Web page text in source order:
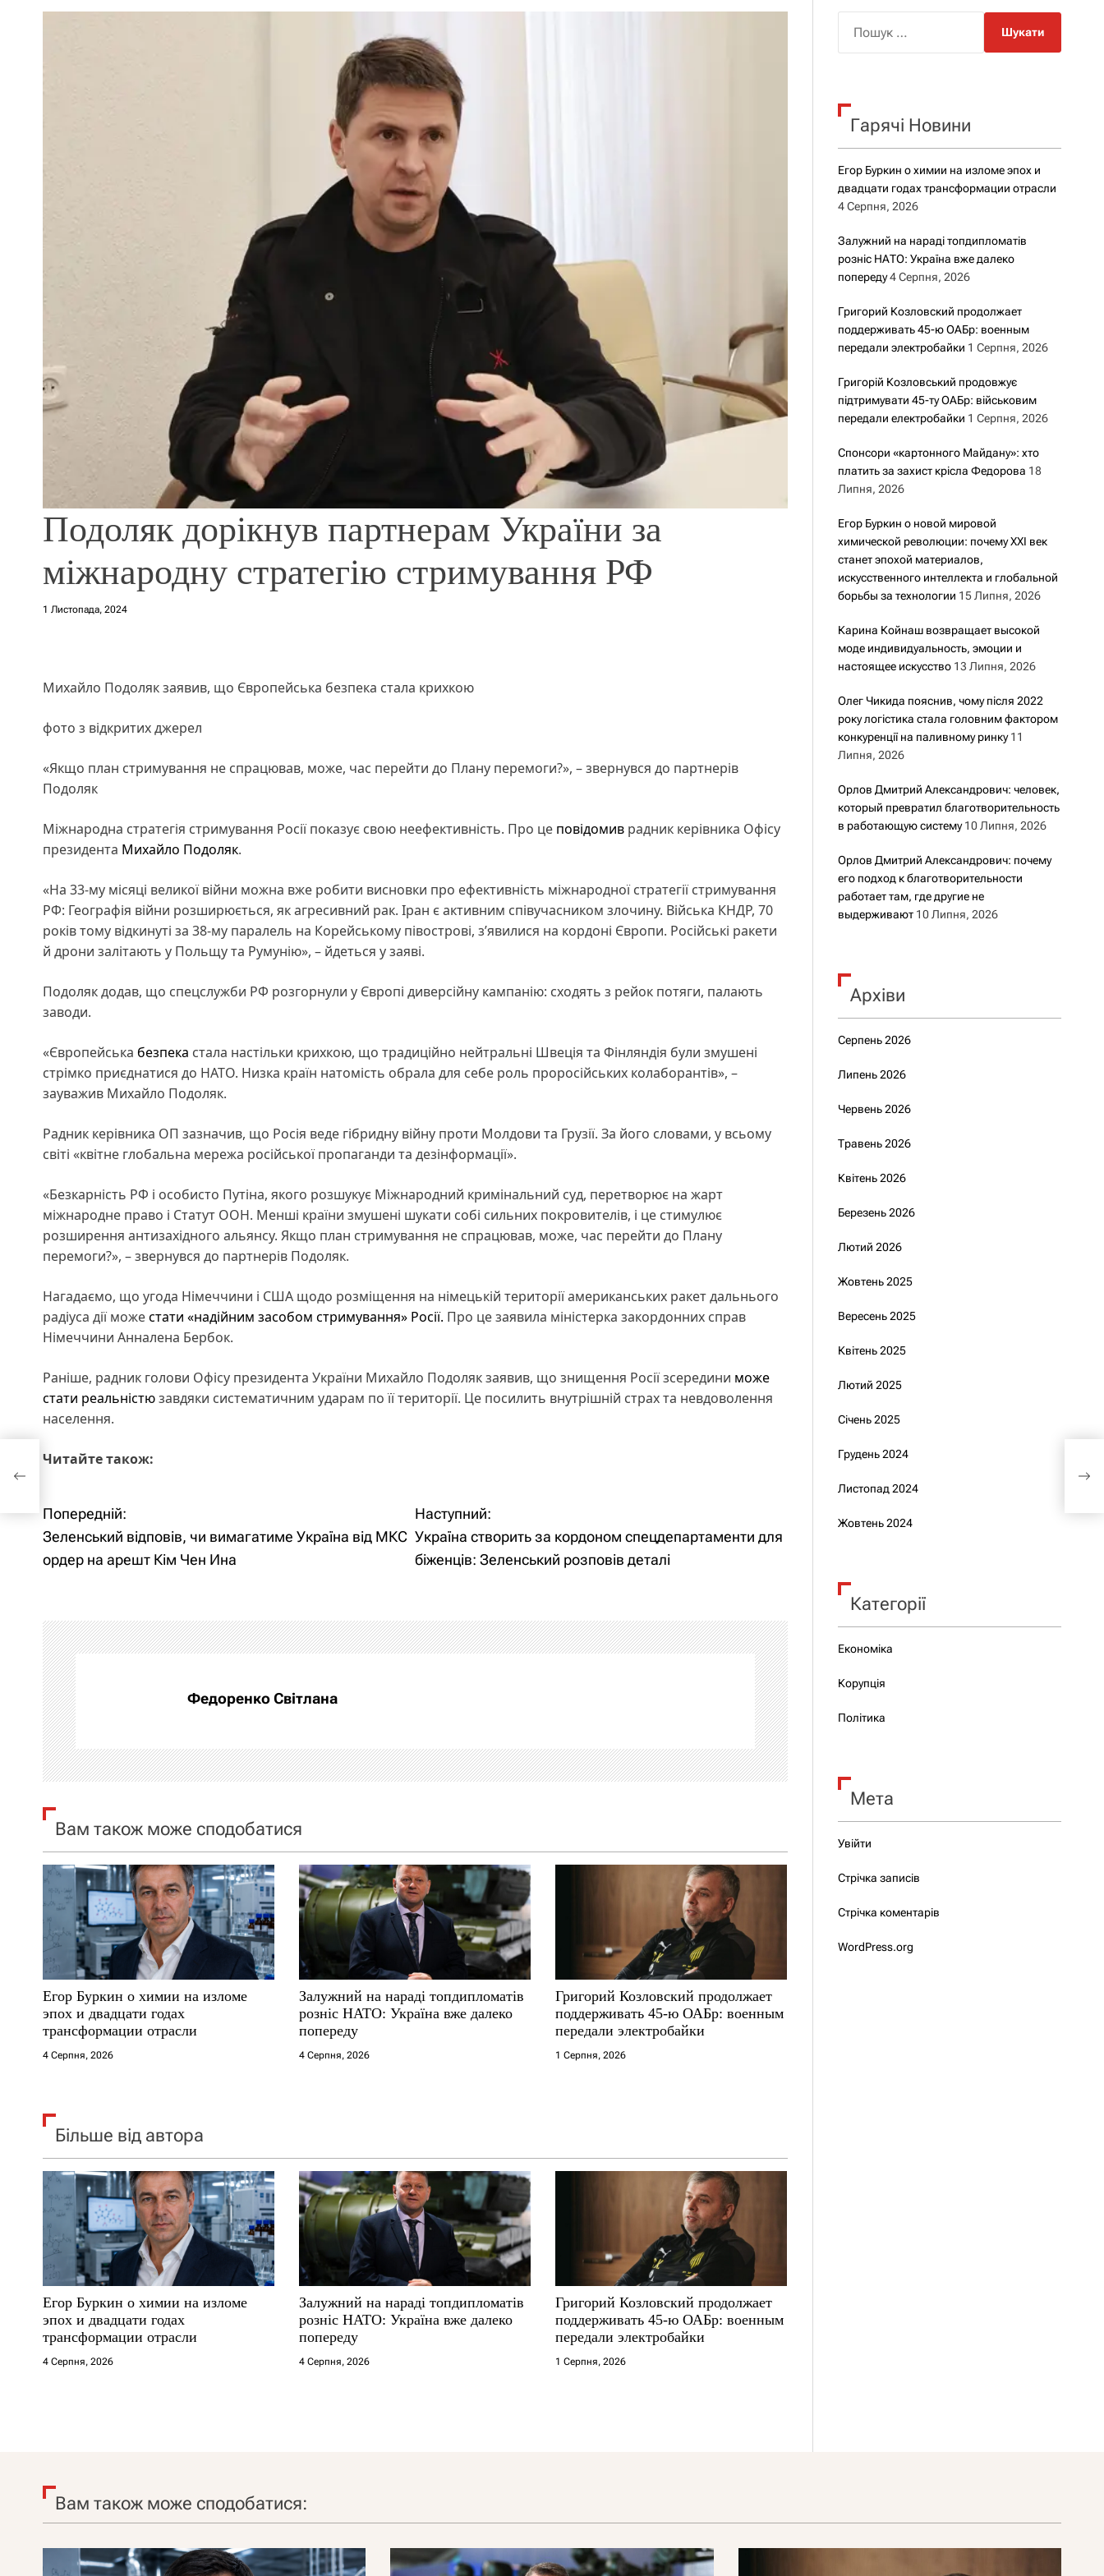
о
у
Подоляк дорікнув партнерам України за
міжнародну стратегію стримування РФ
1 Листопада, 2024
Михайло Подоляк заявив, що Європейська безпека стала крихкою
фото з відкритих джерел
«Якщо план стримування не спрацював, може, час перейти до Плану перемоги?», – звернувся до партнерів
Подоляк
Міжнародна стратегія стримування Росії показує свою неефективність. Про це повідомив радник керівника Офісу
президента Михайло Подоляк.
«На 33-му місяці великої війни можна вже робити висновки про ефективність міжнародної стратегії стримування
РФ: Географія війни розширюється, як агресивний рак. Іран є активним співучасником злочину. Війська КНДР, 70
років тому відкинуті за 38-му паралель на Корейському півострові, з’явилися на кордоні Європи. Російські ракети
й дрони залітають у Польщу та Румунію», – йдеться у заяві.
Подоляк додав, що спецслужби РФ розгорнули у Європі диверсійну кампанію: сходять з рейок потяги, палають
заводи.
«Європейська безпека стала настільки крихкою, що традиційно нейтральні Швеція та Фінляндія були змушені
стрімко приєднатися до НАТО. Низка країн натомість обрала для себе роль проросійських колаборантів», –
зауважив Михайло Подоляк.
Радник керівника ОП зазначив, що Росія веде гібридну війну проти Молдови та Грузії. За його словами, у всьому
світі «квітне глобальна мережа російської пропаганди та дезінформації».
«Безкарність РФ і особисто Путіна, якого розшукує Міжнародний кримінальний суд, перетворює на жарт
міжнародне право і Статут ООН. Менші країни змушені шукати собі сильних покровителів, і це стимулює
розширення антизахідного альянсу. Якщо план стримування не спрацював, може, час перейти до Плану
перемоги?», – звернувся до партнерів Подоляк.
Нагадаємо, що угода Німеччини і США щодо розміщення на німецькій території американських ракет дальнього
радіуса дії можестати «надійним засобом стримування» Росії. Про це заявила міністерка закордонних справ
Німеччини Анналена Бербок.
Раніше, радник голови Офісу президента України Михайло Подоляк заявив, що знищення Росії зсередини може
стати реальністюзавдяки систематичним ударам по її території. Це посилить внутрішній страх та невдоволення
населення.
Читайте також:
Н
а
і
г
а
ц
і
я
а
п
и
с
і
в
Попередній:
Зеленський відповів, чи вимагатиме Україна від МКС
ордер на арешт Кім Чен Ина
Наступний:
Україна створить за кордоном спецдепартаменти для
біженців: Зеленський розповів деталі
Федоренко Світлана
Вам також може сподобатися
Егор Буркин о химии на изломе
эпох и двадцати годах
трансформации отрасли
4 Серпня, 2026
Залужний на нараді топдипломатів
розніс НАТО: Україна вже далеко
попереду
4 Серпня, 2026
Григорий Козловский продолжает
поддерживать 45-ю ОАБр: военным
передали электробайки
1 Серпня, 2026
Більше від автора
Егор Буркин о химии на изломе
эпох и двадцати годах
трансформации отрасли
4 Серпня, 2026
Залужний на нараді топдипломатів
розніс НАТО: Україна вже далеко
попереду
4 Серпня, 2026
Григорий Козловский продолжает
поддерживать 45-ю ОАБр: военным
передали электробайки
1 Серпня, 2026
к
Гарячі Новини
Егор Буркин о химии на изломе эпох и
двадцати годах трансформации отрасли
4 Серпня, 2026
Залужний на нараді топдипломатів
розніс НАТО: Україна вже далеко
попереду 4 Серпня, 2026
Григорий Козловский продолжает
поддерживать 45-ю ОАБр: военным
передали электробайки 1 Серпня, 2026
Григорій Козловський продовжує
підтримувати 45-ту ОАБр: військовим
передали електробайки 1 Серпня, 2026
Спонсори «картонного Майдану»: хто
платить за захист крісла Федорова 18
Липня, 2026
Егор Буркин о новой мировой
химической революции: почему XXI век
станет эпохой материалов,
искусственного интеллекта и глобальной
борьбы за технологии 15 Липня, 2026
Карина Койнаш возвращает высокой
моде индивидуальность, эмоции и
настоящее искусство 13 Липня, 2026
Олег Чикида пояснив, чому після 2022
року логістика стала головним фактором
конкуренції на паливному ринку 11
Липня, 2026
Орлов Дмитрий Александрович: человек,
который превратил благотворительность
в работающую систему 10 Липня, 2026
Орлов Дмитрий Александрович: почему
его подход к благотворительности
работает там, где другие не
выдерживают 10 Липня, 2026
Архіви
Серпень 2026
Липень 2026
Червень 2026
Травень 2026
Квітень 2026
Березень 2026
Лютий 2026
Жовтень 2025
Вересень 2025
Квітень 2025
Лютий 2025
Січень 2025
Грудень 2024
Листопад 2024
Жовтень 2024
Категорії
Економіка
Корупція
Політика
Мета
Увійти
Стрічка записів
Стрічка коментарів
WordPress.org
Вам також може сподобатися: